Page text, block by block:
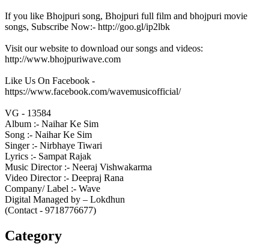
If you like Bhojpuri song, Bhojpuri full film and bhojpuri movie
songs, Subscribe Now:- http://goo.gl/ip2lbk
Visit our website to download our songs and videos:
http://www.bhojpuriwave.com
Like Us On Facebook -
https://www.facebook.com/wavemusicofficial/
VG - 13584
Album :- Naihar Ke Sim
Song :- Naihar Ke Sim
Singer :- Nirbhaye Tiwari
Lyrics :- Sampat Rajak
Music Director :- Neeraj Vishwakarma
Video Director :- Deepraj Rana
Company/ Label :- Wave
Digital Managed by – Lokdhun
(Contact - 9718776677)
Category